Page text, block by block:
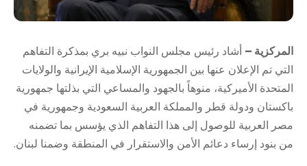
المركزية – أشاد رئيس مجلس النواب نبيه بري بمذكرة التفاهم
التي تم الإعلان عنها بين الجمهورية الإسلامية الإيرانية والولايات
المتحدة الأميركية، منوهاً بالجهود والمساعي التي بذلتها جمهورية
باكستان ودولة قطر والمملكة العربية السعودية وجمهورية في
مصر العربية للوصول إلى هذا التفاهم الذي يؤسس بما تضمنه
من بنود إرساء دعائم الأمن والاستقرار في المنطقة وضمنا لبنان.